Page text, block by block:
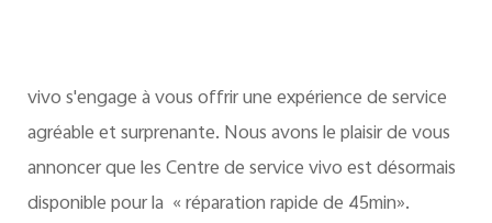
vivo s'engage à vous offrir une expérience de service
agréable et surprenante. Nous avons le plaisir de vous
annoncer que les Centre de service vivo est désormais
disponible pour la « réparation rapide de 45min».